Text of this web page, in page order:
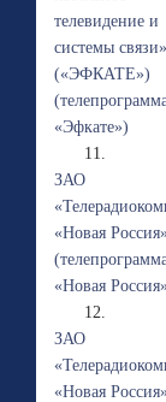
телевидение и
системы связи»
(«ЭФКАТЕ»)
«Эфкате»)
11.
ЗАО
«Новая
«Новая
12.
ЗАО
«Новая